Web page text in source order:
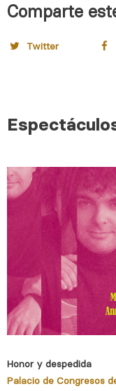
Comparte
Twitter
Honor y despedida
Palacio de Congresos